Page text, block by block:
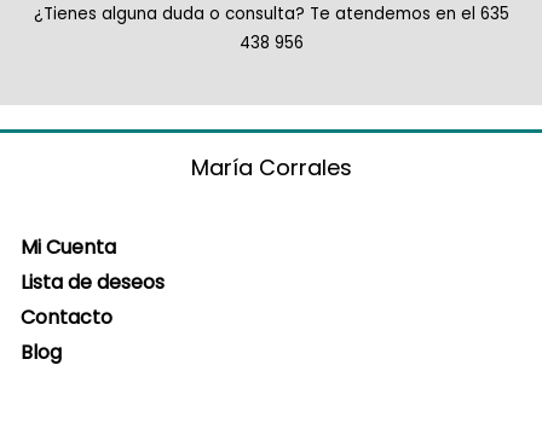
¿Tienes alguna duda o consulta? Te atendemos en el 635
438 956
María Corrales
Mi Cuenta
Lista de deseos
Contacto
Blog